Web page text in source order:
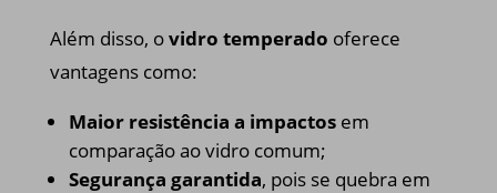
Além disso, ovidro temperado oferece
vantagens como:
Maior resistência a impactosem
comparação ao vidro comum;
Segurança garantida, pois se quebra em